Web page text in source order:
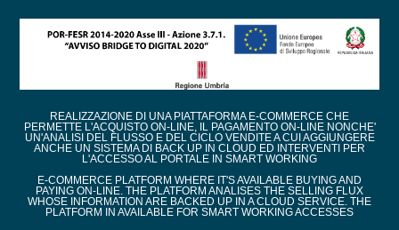
REALIZZAZIONE DI UNA PIATTAFORMA E-COMMERCE CHE
PERMETTE L'ACQUISTO ON-LINE, IL PAGAMENTO ON-LINE NONCHE'
UN'ANALISI DEL FLUSSO E DEL CICLO VENDITE A CUI AGGIUNGERE
ANCHE UN SISTEMA DI BACK UP IN CLOUD ED INTERVENTI PER
L'ACCESSO AL PORTALE IN SMART WORKING
E-COMMERCE PLATFORM WHERE IT'S AVAILABLE BUYING AND
PAYING ON-LINE. THE PLATFORM ANALISES THE SELLING FLUX
WHOSE INFORMATION ARE BACKED UP IN A CLOUD SERVICE. THE
PLATFORM IN AVAILABLE FOR SMART WORKING ACCESSES